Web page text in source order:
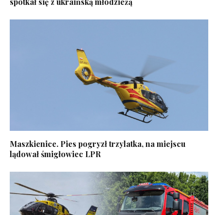
Maszkienice. Pies pogryzł trzylatka, na miejscu
lądował śmigłowiec LPR